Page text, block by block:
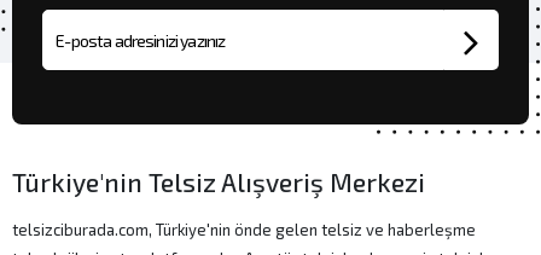
E-posta adresi
Türkiye'nin Telsiz Alışveriş Merkezi
telsizciburada.com, Türkiye'nin önde gelen telsiz ve haberleşme